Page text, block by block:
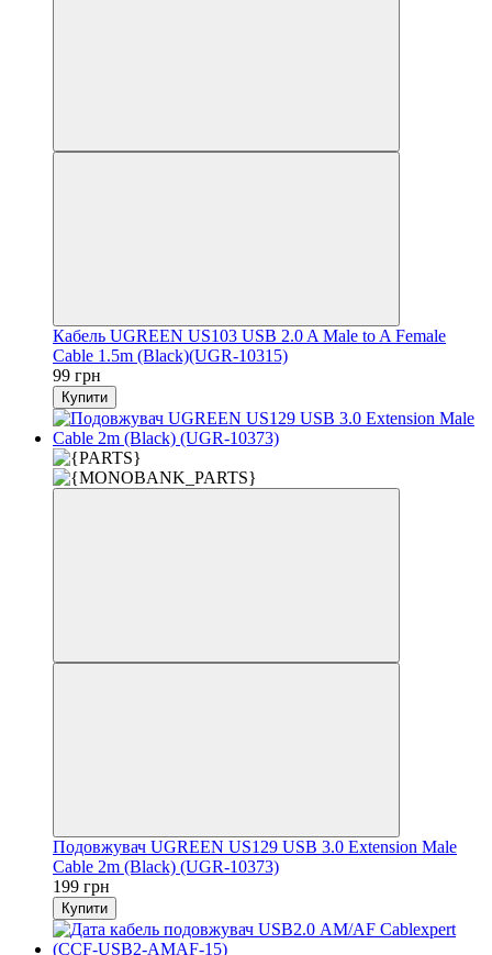
Кабель UGREEN US103 USB 2.0 A Male to A Female
Cable 1.5m (Black)(UGR-10315)
99 грн
Купити
Подовжувач UGREEN US129 USB 3.0 Extension Male
Cable 2m (Black) (UGR-10373)
199 грн
Купити